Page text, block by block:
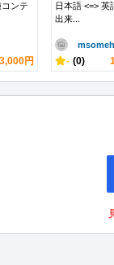
ンテ
3,000円
日本語 <=> 英
出来...
- (0)